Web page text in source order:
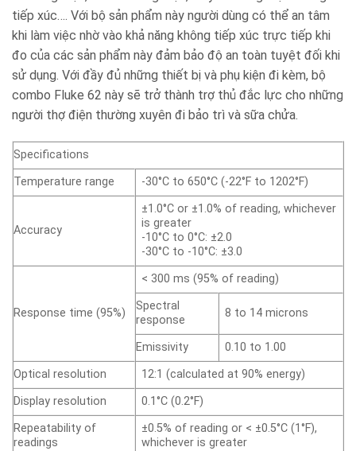
tiếp xúc…. Với bộ sản phẩm này người dùng có thể an tâm
khi làm việc nhờ vào khả năng không tiếp xúc trực tiếp khi
đo của các sản phẩm này đảm bảo độ an toàn tuyệt đối khi
sử dụng. Với đầy đủ những thiết bị và phụ kiện đi kèm, bộ
combo Fluke 62 này sẽ trở thành trợ thủ đắc lực cho những
người thợ điện thường xuyên đi bảo trì và sữa chửa.
Specifications
Temperature range
-30°C to 650°C (-22°F to 1202°F)
Accuracy
±1.0°C or ±1.0% of reading, whichever
is greater
-10°C to 0°C: ±2.0
-30°C to -10°C: ±3.0
Response time (95%)
< 300 ms (95% of reading)
Spectral
response
8 to 14 microns
Emissivity
0.10 to 1.00
Optical resolution
12:1 (calculated at 90% energy)
Display resolution
0.1°C (0.2°F)
Repeatability of
readings
±0.5% of reading or < ±0.5°C (1°F),
whichever is greater